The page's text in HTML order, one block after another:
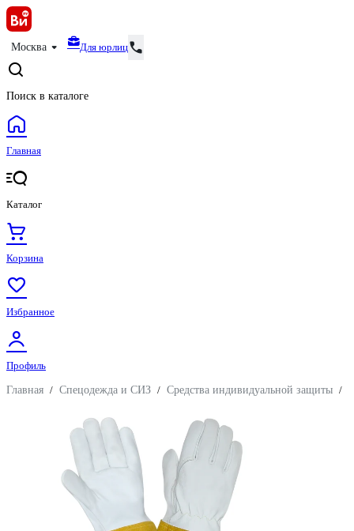
Москва Для юрлиц
Поиск в каталоге
Главная
Каталог
Корзина
Избранное
Профиль
Главная / Спецодежда и СИЗ / Средства индивидуальной защиты /